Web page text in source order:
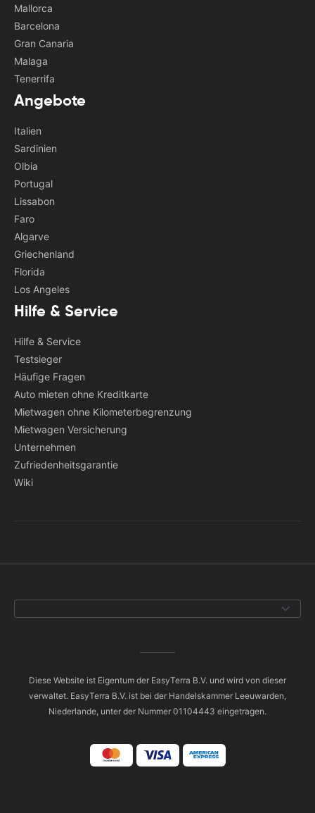
Mallorca
Barcelona
Gran Canaria
Malaga
Tenerrifa
Angebote
Italien
Sardinien
Olbia
Portugal
Lissabon
Faro
Algarve
Griechenland
Florida
Los Angeles
Hilfe & Service
Hilfe & Service
Testsieger
Häufige Fragen
Auto mieten ohne Kreditkarte
Mietwagen ohne Kilometerbegrenzung
Mietwagen Versicherung
Unternehmen
Zufriedenheitsgarantie
Wiki
Diese Website ist Eigentum der EasyTerra B.V. und wird von dieser
verwaltet. EasyTerra B.V. ist bei der Handelskammer Leeuwarden,
Niederlande, unter der Nummer 01104443 eingetragen.